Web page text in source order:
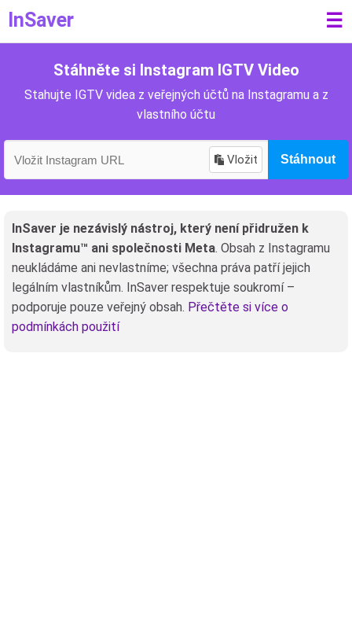
InSaver ☰
Stáhněte si Instagram IGTV Video
Stahujte IGTV videa z veřejných účtů na Instagramu a z
vlastního účtu
Vložit Stáhnout
InSaver je nezávislý nástroj, který není přidružen k
Instagramu™ ani společnosti Meta. Obsah z Instagramu
neukládáme ani nevlastníme; všechna práva patří jejich
legálním vlastníkům. InSaver respektuje soukromí –
podporuje pouze veřejný obsah. Přečtěte si více o
podmínkách použití